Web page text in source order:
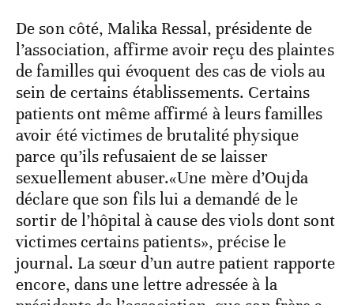
De son côté, Malika Ressal, présidente de
l’association, affirme avoir reçu des plaintes
de familles qui évoquent des cas de viols au
sein de certains établissements. Certains
patients ont même affirmé à leurs familles
avoir été victimes de brutalité physique
parce qu’ils refusaient de se laisser
sexuellement abuser.«Une mère d’Oujda
déclare que son fils lui a demandé de le
sortir de l’hôpital à cause des viols dont sont
victimes certains patients», précise le
journal. La sœur d’un autre patient rapporte
encore, dans une lettre adressée à la